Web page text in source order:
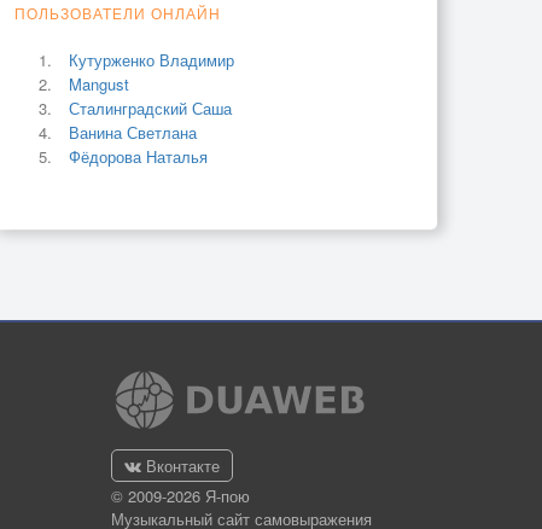
ПОЛЬЗОВАТЕЛИ ОНЛАЙН
Кутурженко Владимир
Mangust
Сталинградский Саша
Ванина Светлана
Фёдорова Наталья
Вконтакте
© 2009-2026 Я-пою
Музыкальный сайт самовыражения